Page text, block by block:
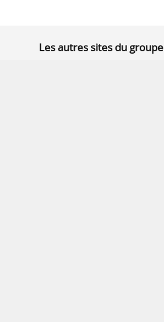
Les autres sites du groupe